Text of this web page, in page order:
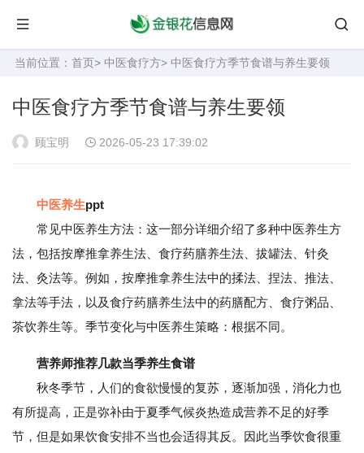
当前位置： 首页> 中医食疗方> 中医食疗方季节食谱与养生要领
中医食疗方季节食谱与养生要领
顾宝明 2026-05-23 17:39:02
中医养生ppt
常见中医养生方法：这一部分详细介绍了多种中医养生方
法，包括按摩推拿养生法、食疗药膳养生法、拔罐法、针灸
法、灸法等。例如，按摩推拿养生法中的揉法、捏法、推法、
拿法等手法，以及食疗药膳养生法中的药膳配方、食疗粥品、
茶饮养生等。季节变化与中医养生策略：根据不同。
营养师推荐几款当季养生食谱
秋冬季节，人们的食欲慢慢的复苏，逐渐加强，消化力也
有所提高，正是弥补由于夏季气候炎热造成营养不足的好季
节，但是如果饮食安排不当也会适得其反。因此当季饮食很重